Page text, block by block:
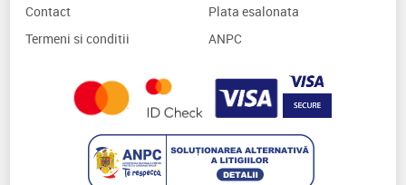
Contact
Termeni si conditii
Plata esalonata
ANPC